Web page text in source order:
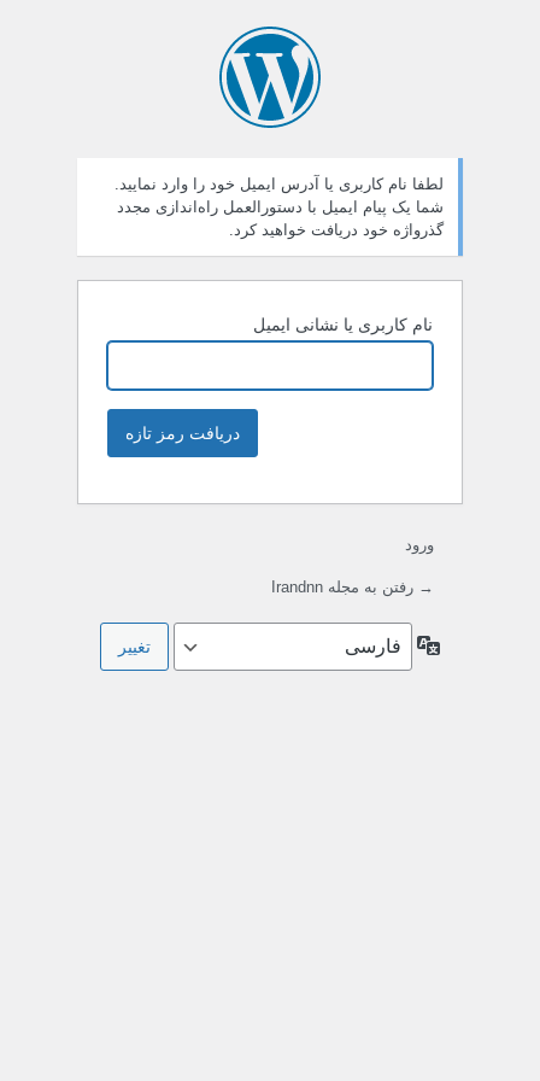
لطفا نام کاربری یا آدرس ایمیل خود را وارد نمایید.
شما یک پیام ایمیل با دستورالعمل راه‌اندازی مجدد
گذرواژه خود دریافت خواهید کرد.
نام کاربری یا نشانی ایمیل
ورود
→ رفتن به مجله Irandnn
زبان